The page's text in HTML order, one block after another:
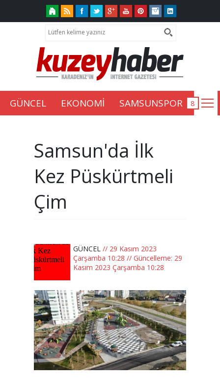
GÜNCEL EKONOMİ SAMSUNSPOR
Samsun'da İlk
Kez Püskürtmeli
Çim
GÜNCEL // 29 Kasım 2023
Çarşamba 10:28 // Güncelleme: 29
Kasım 2023 Çarşamba 10:28